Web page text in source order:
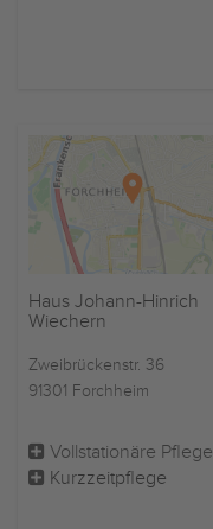
Haus Johann-Hinrich
Wiechern
Zweibrückenstr. 36
91301 Forchheim
Vollstationäre Pflege
Kurzzeitpflege